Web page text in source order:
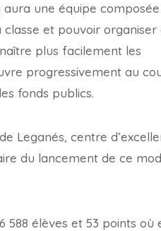
une équipe composée
et pouvoir organiser
plus facilement les
progressivement au
fonds publics.
Leganés, centre
du lancement de ce
élèves et 53 points où